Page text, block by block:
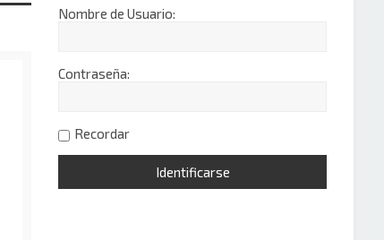
Nombre de Usuario:
Contraseña:
Recordar